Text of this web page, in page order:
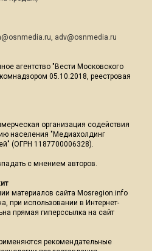
, adv@osnmedia.ru
агентство "Вести Московского
05.10.2018, реестровая
организация содействия
населения "Медиахолдинг
(ОГРН 1187700006328).
с мнением авторов.
материалов сайта Mosregion.info
при использовании в Интернет-
прямая гиперссылка на сайт
рекомендательные